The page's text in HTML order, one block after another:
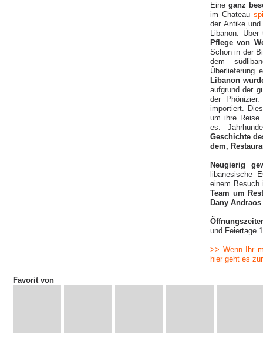
Eine ganz
im Chateau
der Antike
Libanon.
Pflege von
Schon in der
dem
Überlieferung
Libanon
aufgrund der
der
importiert.
um ihre Reise
es.
Geschichte
dem,
Neugierig
libanesische
einem
Team um
Dany Andraos.
und Feiertage
>> Wenn Ihr
hier geht es
Favorit von